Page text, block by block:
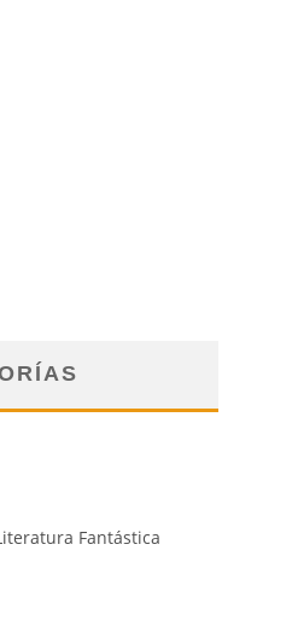
Fantástica